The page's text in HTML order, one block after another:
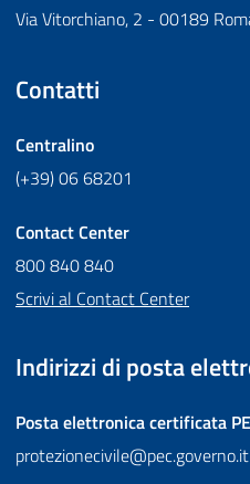
Via Vitorchiano, 2 - 00189
Contatti
Centralino
(+39) 06 68201
Contact Center
800 840 840
Scrivi al Contact Center
Indirizzi di posta
Posta elettronica certificata
protezionecivile@pec.governo.it